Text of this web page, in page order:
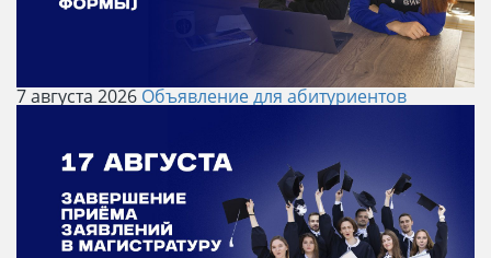
7 августа 2026Объявление для абитуриентов